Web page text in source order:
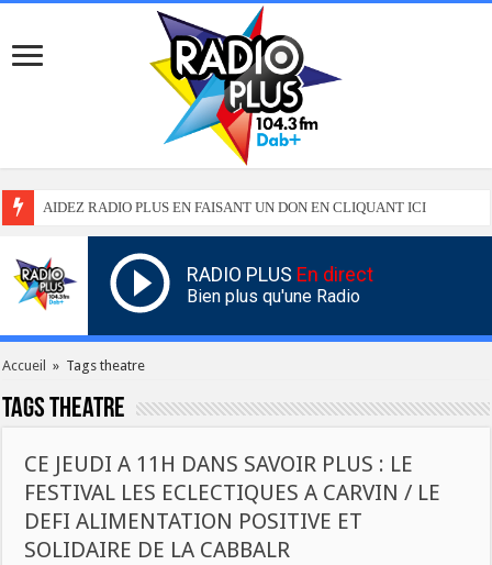
AIDEZ RADIO PLUS EN FAISANT UN DON EN CLIQUANT ICI
RADIO PLUS En direct
Bien plus qu'une Radio
Accueil » Tags theatre
Tagstheatre
CE JEUDI A 11H DANS SAVOIR PLUS : LE
FESTIVAL LES ECLECTIQUES A CARVIN / LE
DEFI ALIMENTATION POSITIVE ET
SOLIDAIRE DE LA CABBALR